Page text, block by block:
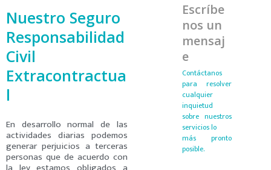
Nuestro Seguro
Responsabilidad
Civil
Extracontractua
l
En desarrollo normal de las
actividades diarias podemos
generar perjuicios a terceras
personas que de acuerdo con
Escríbe
nos un
mensaj
e
Contáctanos
para resolver
cualquier
inquietud
sobre nuestros
servicios lo
más pronto
posible.